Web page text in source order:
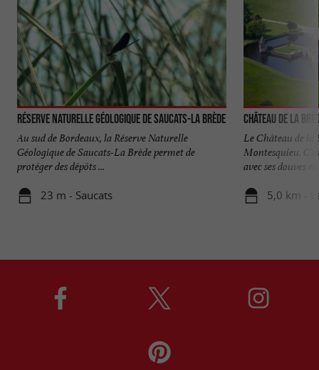
Réserve naturelle géologique de Saucats-La Brède
Au sud de Bordeaux, la Réserve Naturelle
Géologique de Saucats-La Brède permet de
protéger des dépôts ...
23 m - Saucats
Château de La
Le Château de la
Montesquieu.
avec ses douves
5,0 km -